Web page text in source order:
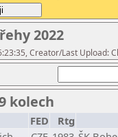
2022
Creator/Last Upload:
kolech
FED Rtg